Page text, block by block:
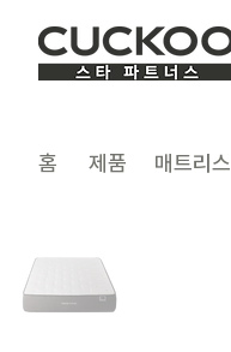
​홈 제품 매트리스